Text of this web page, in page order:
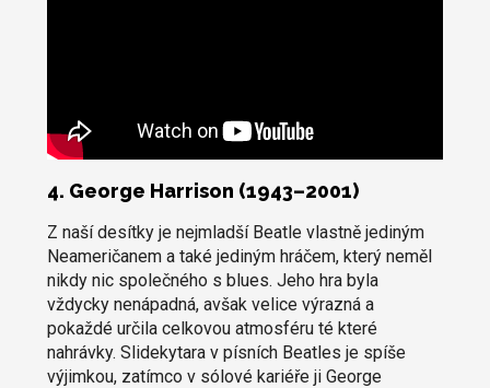
4. George Harrison (1943–2001)
Z naší desítky je nejmladší Beatle vlastně jediným
Neameričanem a také jediným hráčem, který neměl
nikdy nic společného s blues. Jeho hra byla
vždycky nenápadná, avšak velice výrazná a
pokaždé určila celkovou atmosféru té které
nahrávky. Slidekytara v písních Beatles je spíše
výjimkou, zatímco v sólové kariéře ji George